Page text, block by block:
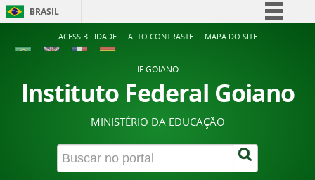
BRASIL
Simplifique!
Acesso à informação
Legislação
Canais
ACESSIBILIDADE ALTO CONTRASTE MAPA DO SITE
IF GOIANO
Instituto Federal Goiano
MINISTÉRIO DA EDUCAÇÃO